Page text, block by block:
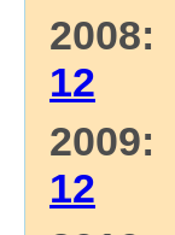
2008:
12
2009:
12